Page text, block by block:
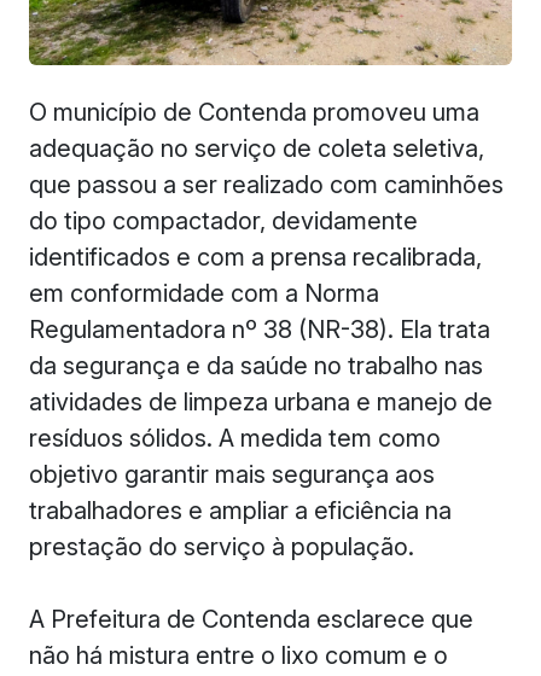
O município de Contenda promoveu uma
adequação no serviço de coleta seletiva,
que passou a ser realizado com caminhões
do tipo compactador, devidamente
identificados e com a prensa recalibrada,
em conformidade com a Norma
Regulamentadora nº 38 (NR-38). Ela trata
da segurança e da saúde no trabalho nas
atividades de limpeza urbana e manejo de
resíduos sólidos. A medida tem como
objetivo garantir mais segurança aos
trabalhadores e ampliar a eficiência na
prestação do serviço à população.
A Prefeitura de Contenda esclarece que
não há mistura entre o lixo comum e o